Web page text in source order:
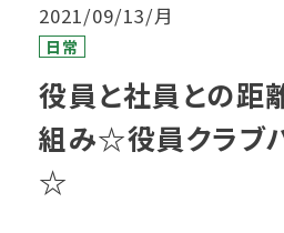
2021/09/13/月
日常
役員と社員との距
組み☆役員クラブ
☆